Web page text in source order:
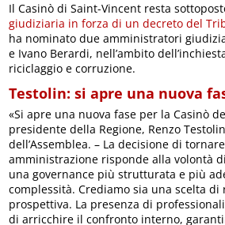
Il Casinò di Saint-Vincent resta
giudiziaria in forza di un decreto del
ha nominato due amministratori
e Ivano Berardi, nell’ambito
riciclaggio e corruzione.
Testolin: si apre una nuova
«Si apre una nuova fase per la Casinò
presidente della Regione, Renzo
dell’Assemblea. – La decisione di
amministrazione risponde alla volontà
una governance più strutturata e più
complessità. Crediamo sia una scelta
prospettiva. La presenza di
di arricchire il confronto interno,